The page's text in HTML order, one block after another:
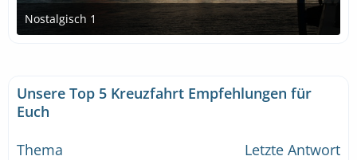
Nostalgisch 1
28. November 2016 um 19:04
Unsere Top 5 Kreuzfahrt Empfehlungen für
Euch
Thema
Letzte Antwort